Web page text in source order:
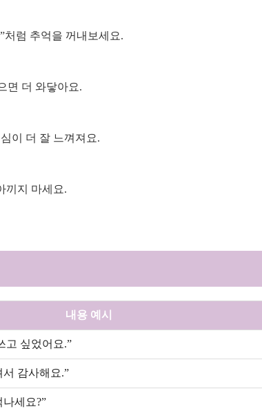
처럼 추억을 꺼내보세요.
면 더 와닿아요.
이 더 잘 느껴져요.
끼지 마세요.
내용 예시
고 싶었어요.”
감사해요.”
세요?”